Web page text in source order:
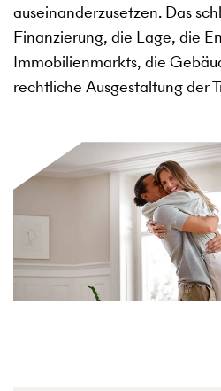
auseinanderzusetzen. Das
Finanzierung, die Lage, die
Immobilienmarkts, die
rechtliche Ausgestaltung der